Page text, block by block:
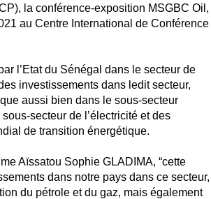
la conférence-exposition MSGBC Oil,
au Centre International de Conférence
l’Etat du Sénégal dans le secteur de
investissements dans ledit secteur,
aussi bien dans le sous-secteur
secteur de l’électricité et des
de transition énergétique.
Aïssatou Sophie GLADIMA, “cette
dans notre pays dans ce secteur,
du pétrole et du gaz, mais également